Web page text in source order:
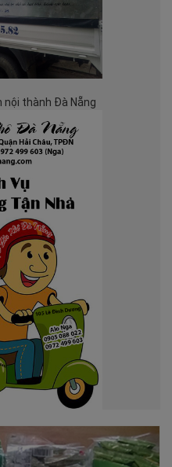
nội thành Đà Nẵng